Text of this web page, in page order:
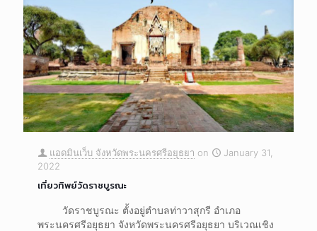
แอดมินเว็บ จังหวัดพระนครศรีอยุธยา on
January 31,
2022
เที่ยวทิพย์วัดราชบูรณะ
วัดราชบูรณะ ตั้งอยู่ตำบลท่าวาสุกรี อำเภอ
พระนครศรีอยุธยา จังหวัดพระนครศรีอยุธยา บริเวณเชิง